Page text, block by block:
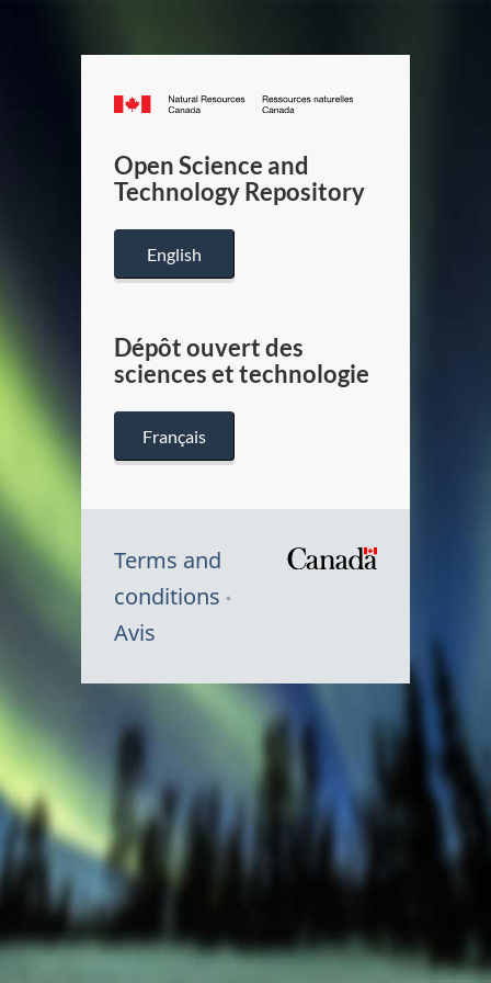
Canada.ca
/
Canada
Open Science and
Technology Repository
English
Dépôt ouvert des
sciences et technologie
Français
Terms and
conditions
Avis
Canada